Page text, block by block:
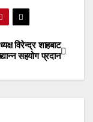
विरेन्द्र शाहबाट
सहयोग प्रदान